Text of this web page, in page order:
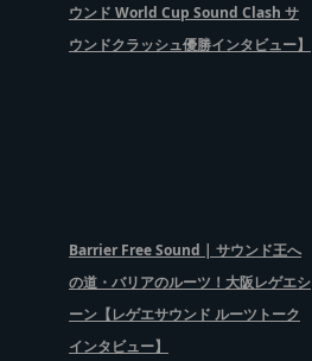
ウンド World Cup Sound Clash サ
ウンドクラッシュ優勝インタビュー】
Barrier Free Sound | サウンド王へ
の道・バリアのルーツ！大阪レゲエシ
ーン【レゲエサウンド ルーツトーク
インタビュー】